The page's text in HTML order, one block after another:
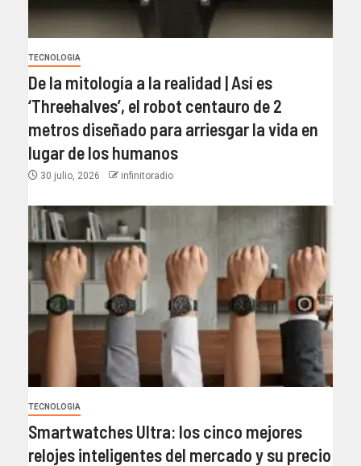
TECNOLOGIA
De la mitología a la realidad | Así es
‘Threehalves’, el robot centauro de 2
metros diseñado para arriesgar la vida en
lugar de los humanos
30 julio, 2026 infinitoradio
TECNOLOGIA
Smartwatches Ultra: los cinco mejores
relojes inteligentes del mercado y su precio